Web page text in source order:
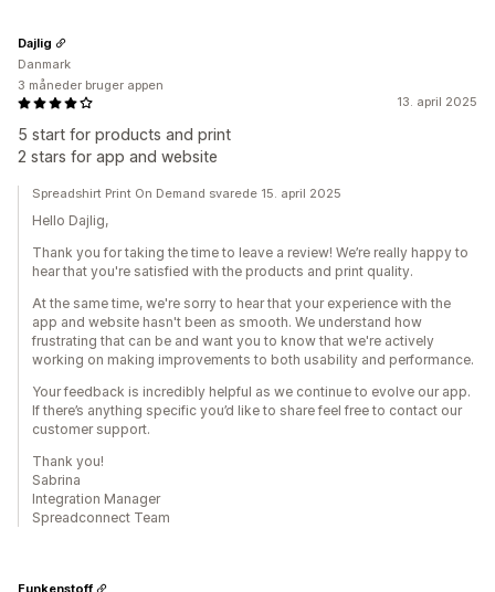
13. april 2025
5 start for products and print
2 stars for app and website
Dajlig
Danmark
3 måneder bruger appen
Spreadshirt Print On Demand svarede 15. april 2025
Hello Dajlig,
Thank you for taking the time to leave a review! We’re really happy to
hear that you're satisfied with the products and print quality.
At the same time, we're sorry to hear that your experience with the
app and website hasn't been as smooth. We understand how
frustrating that can be and want you to know that we're actively
working on making improvements to both usability and performance.
Your feedback is incredibly helpful as we continue to evolve our app.
If there’s anything specific you’d like to share feel free to contact our
customer support.
Thank you!
Sabrina
Integration Manager
Spreadconnect Team
Funkenstoff